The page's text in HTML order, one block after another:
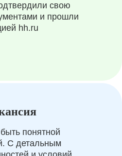
свою
и прошли
hh.ru
понятной
С детальным